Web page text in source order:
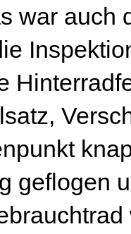
war auch
geflogen